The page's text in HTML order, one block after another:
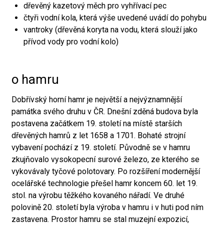
dřevěný kazetový měch pro vyhřívací pec
čtyři vodní kola, která výše uvedené uvádí do pohybu
vantroky (dřevěná koryta na vodu, která slouží jako
přívod vody pro vodní kolo)
o hamru
Dobřívský horní hamr je největší a nejvýznamnější
památka svého druhu v ČR. Dnešní zděná budova byla
postavena začátkem 19. století na místě starších
dřevěných hamrů z let 1658 a 1701. Bohaté strojní
vybavení pochází z 19. století. Původně se v hamru
zkujňovalo vysokopecní surové železo, ze kterého se
vykovávaly tyčové polotovary. Po rozšíření modernější
ocelářské technologie přešel hamr koncem 60. let 19.
stol. na výrobu těžkého kovaného nářadí. Ve druhé
polovině 20. století byla výroba v hamru i v huti pod ním
zastavena. Prostor hamru se stal muzejní expozicí,